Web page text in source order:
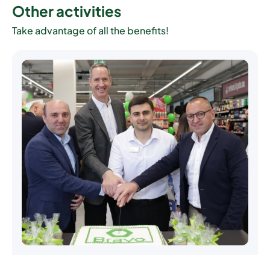
Other activities
Take advantage of all the benefits!